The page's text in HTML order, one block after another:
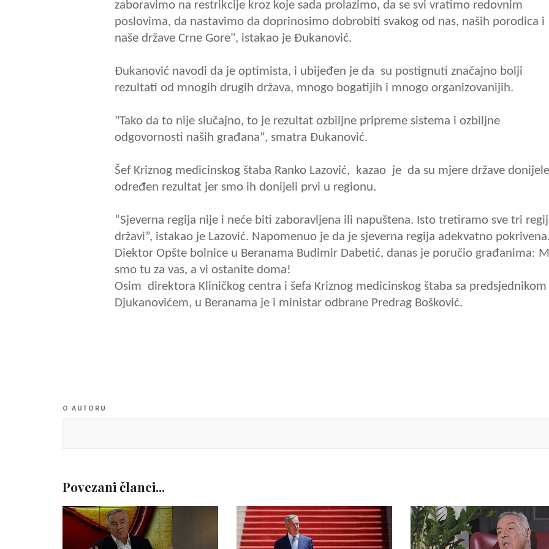
zaboravimo na restrikcije kroz koje sada prolazimo, da se svi vratimo redovnim
poslovima, da nastavimo da doprinosimo dobrobiti svakog od nas, naših porodica i
naše države Crne Gore", istakao je Đukanović.
Đukanović navodi da je optimista, i ubijeđen je da su postignuti značajno bolji
rezultati od mnogih drugih država, mnogo bogatijih i mnogo organizovanijih.
"Tako da to nije slučajno, to je rezultat ozbiljne pripreme sistema i ozbiljne
odgovornosti naših građana", smatra Đukanović.
Šef Kriznog medicinskog štaba Ranko Lazović, kazao je da su mjere države donijele
određen rezultat jer smo ih donijeli prvi u regionu.
“Sjeverna regija nije i neće biti zaboravljena ili napuštena. Isto tretiramo sve tri
državi”, istakao je Lazović. Napomenuo je da je sjeverna regija adekvatno pokrivena.
Diektor Opšte bolnice u Beranama Budimir Dabetić, danas je poručio građanima:
smo tu za vas, a vi ostanite doma!
Osim direktora Kliničkog centra i šefa Kriznog medicinskog štaba sa predsjednikom
Djukanovićem, u Beranama je i ministar odbrane Predrag Bošković.
O AUTORU
Povezani članci...